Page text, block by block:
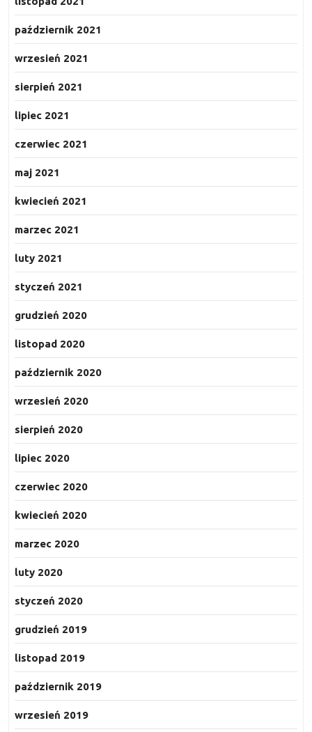
październik 2021
wrzesień 2021
sierpień 2021
lipiec 2021
czerwiec 2021
maj 2021
kwiecień 2021
marzec 2021
luty 2021
styczeń 2021
grudzień 2020
listopad 2020
październik 2020
wrzesień 2020
sierpień 2020
lipiec 2020
czerwiec 2020
kwiecień 2020
marzec 2020
luty 2020
styczeń 2020
grudzień 2019
listopad 2019
październik 2019
wrzesień 2019